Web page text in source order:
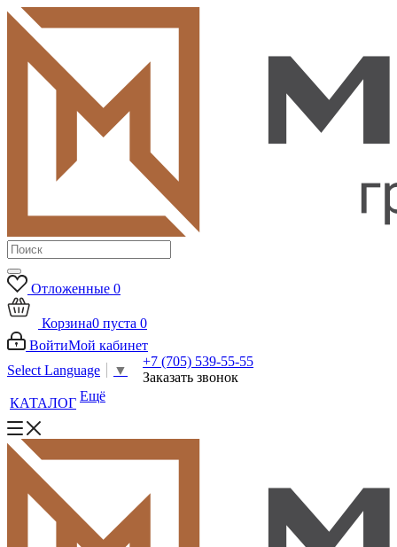
Отложенные 0
Корзина0 пуста 0
ВойтиМой кабинет
Select Language
▼
+7 (705) 539-55-55
Заказать звонок
КАТАЛОГ Ещё